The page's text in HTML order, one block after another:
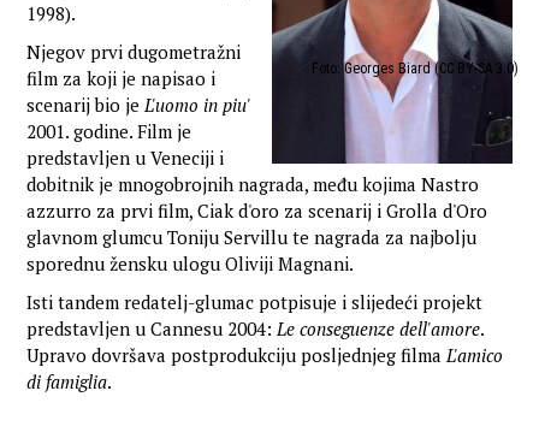
Foto: Georges Biard (CC BY-SA 3.0)
1998).
Njegov prvi dugometražni
film za koji je napisao i
scenarij bio jeL'uomo in piu'
2001. godine. Film je
predstavljen u Veneciji i
dobitnik je mnogobrojnih nagrada, među kojima Nastro
azzurro za prvi film, Ciak d'oro za scenarij i Grolla d'Oro
glavnom glumcu Toniju Servillu te nagrada za najbolju
sporednu žensku ulogu Oliviji Magnani.
Isti tandem redatelj-glumac potpisuje i slijedeći projekt
predstavljen u Cannesu 2004:Le conseguenze dell'amore.
Upravo dovršava postprodukciju posljednjeg filmaL'amico
di famiglia.